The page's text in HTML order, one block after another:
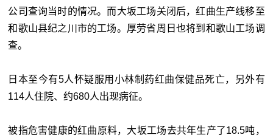
公司查询当时的情况。而大坂工场关闭后，红曲生产线移至
和歌山县纪之川市的工场。厚劳省周日也将到和歌山工场调
查。
日本至今有5人怀疑服用小林制药红曲保健品死亡，另外有
114人住院、约680人出现病征。
被指危害健康的红曲原料，大坂工场去共年生产了18.5吨，